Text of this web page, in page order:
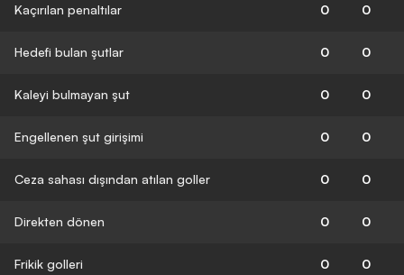
Kaçırılan penaltılar 0 0
Hedefi bulan şutlar 0 0
Kaleyi bulmayan şut 0 0
Engellenen şut girişimi 0 0
Ceza sahası dışından atılan goller 0 0
Direkten dönen 0 0
Frikik golleri 0 0